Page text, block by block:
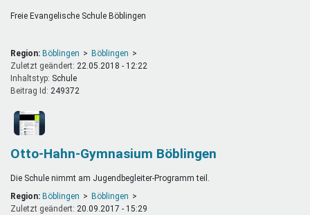
Freie Evangelische Schule Böblingen
Region: Böblingen
Böblingen
Zuletzt geändert: 22.05.2018 - 12:22
Inhaltstyp:
schule
Beitrag Id: 249372
Otto-Hahn-Gymnasium Böblingen
Die Schule nimmt am Jugendbegleiter-Programm teil.
Region: Böblingen
Böblingen
Zuletzt geändert: 20.09.2017 - 15:29